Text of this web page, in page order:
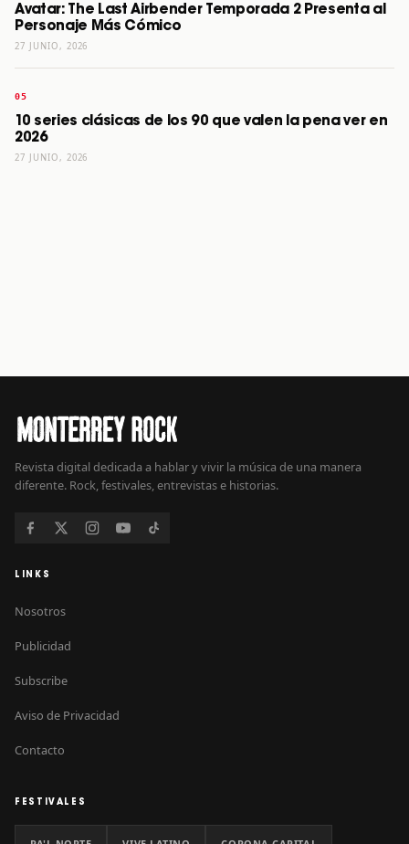
Avatar: The Last Airbender Temporada 2 Presenta al
Personaje Más Cómico
27 JUNIO, 2026
10 series clásicas de los 90 que valen la pena ver en
2026
27 JUNIO, 2026
Revista digital dedicada a hablar y vivir la música de una manera
diferente. Rock, festivales, entrevistas e historias.
LINKS
Nosotros
Publicidad
Subscribe
Aviso de Privacidad
Contacto
FESTIVALES